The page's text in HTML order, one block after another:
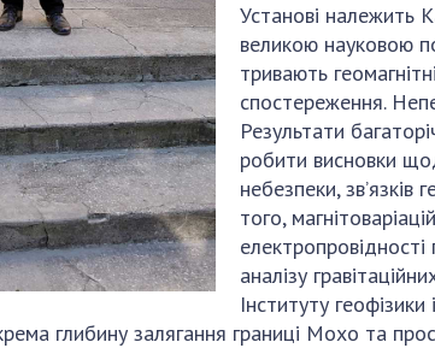
Установі належить
великою науковою
тривають
спостереження.
Результати
робити висновки
небезпеки, зв’язків
того,
аналізу
Інституту
глибину залягання границі Мохо та